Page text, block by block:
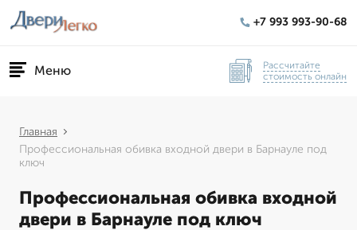
+7 993 993-90-68
Меню
Рассчитайте
стоимость онлайн
Главная
Профессиональная обивка входной двери в Барнауле под
ключ
Профессиональная обивка входной
двери в Барнауле под ключ